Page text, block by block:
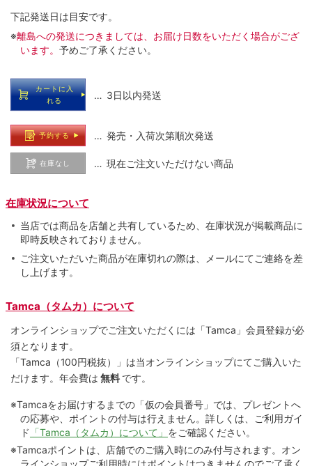
下記発送日は目安です。
※離島への発送につきましては、お届け日数をいただく場合がござ
います。 予めご了承ください。
カートに入
れる
… 3日以内発送
予約する … 発売・入荷次第順次発送
在庫なし … 現在ご注文いただけない商品
在庫状況について
当店では商品を店舗と共有しているため、在庫状況が掲載商品に
即時反映されておりません。
ご注文いただいた商品が在庫切れの際は、メールにてご連絡を差
し上げます。
Tamca（タムカ）について
オンラインショップでご注⽂いただくには「Tamca」会員登録が必
須となります。
「Tamca （100円税抜）
」は当オンラインショップにてご購⼊いた
だけます。 年会費は 無料 です。
※Tamcaをお届けするまでの「仮の会員番号」では、プレゼントへ
の応募や、ポイントの付与は⾏えません。詳しくは、ご利⽤ガイ
ド 「Tamca（タムカ）について」 をご確認ください。
※Tamcaポイントは、店舗でのご購⼊時にのみ付与されます。オン